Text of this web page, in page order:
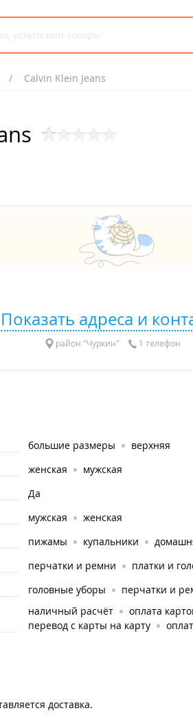
Calvin Klein Jeans
Показать адреса и
район "Чуркин" 1 телефон
большие размеры
верхняя
женская
мужская
Да
мужская
женская
пижамы купальники
перчатки и ремни платки и
головные уборы перчатки и
наличный расчёт оплата
перевод с карты на карту
доставка.